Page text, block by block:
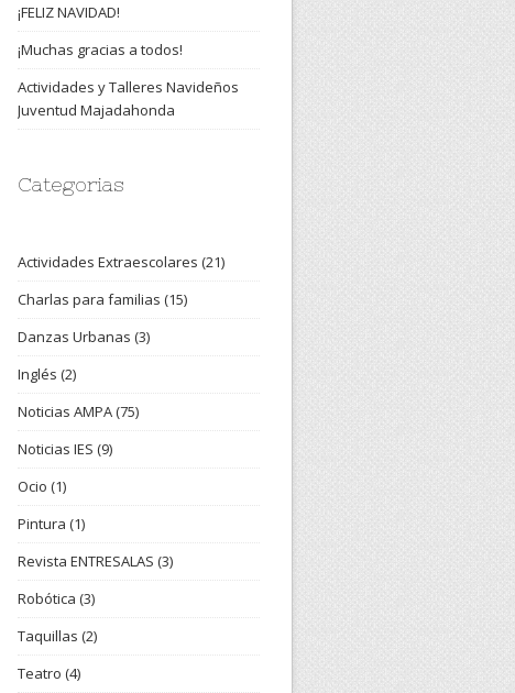
¡FELIZ NAVIDAD!
¡Muchas gracias a todos!
Actividades y Talleres Navideños
Juventud Majadahonda
Categorias
Actividades Extraescolares (21)
Charlas para familias (15)
Danzas Urbanas (3)
Inglés (2)
Noticias AMPA(75)
Noticias IES (9)
Ocio (1)
Pintura (1)
Revista ENTRESALAS (3)
Robótica (3)
Taquillas (2)
Teatro (4)